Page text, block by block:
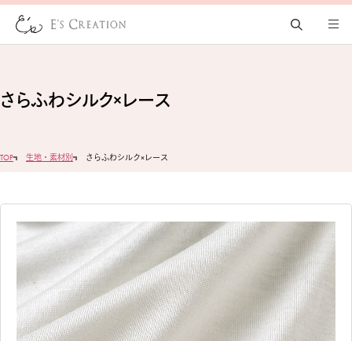
さらふわシルク×レース
TOP 生地・素材別 さらふわシルク×レース